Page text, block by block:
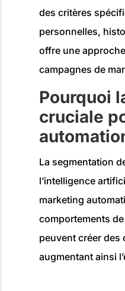
des critères
personnelles,
offre une
campagnes de
Pourquoi
cruciale
La segmentation
l’intelligence
marketing
comportements
peuvent créer des
augmentant ainsi